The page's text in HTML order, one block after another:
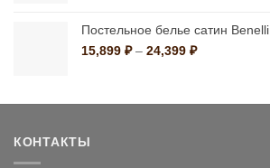
–
19,199 ₽
Постельное белье сатин Benelli
15,899 ₽ – 24,399 ₽Диапазон
–
КОНТАКТЫ